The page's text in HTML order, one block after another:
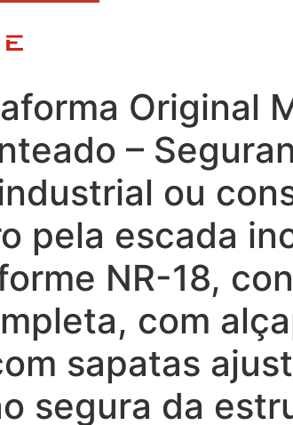
Original
–
ou
pela escada
NR-18,
com
sapatas
segura da